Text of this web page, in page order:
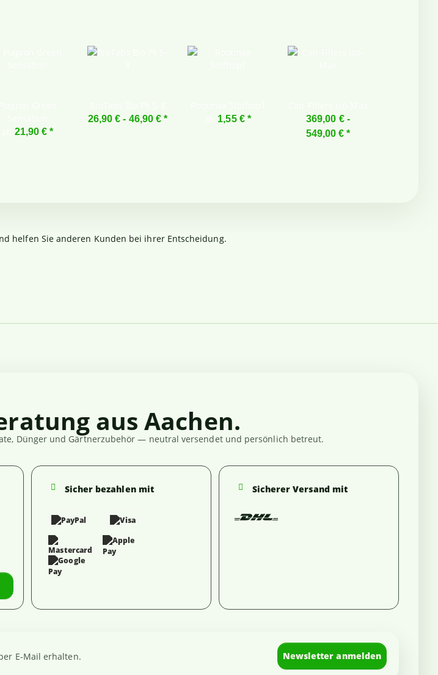
21,90 €*
26,90 € - 46,90 €* 1,55 € *
369,00 € -
549,00 €*
helfen Sie anderen Kunden bei ihrer Entscheidung.
aus Aachen.
Dünger und Gärtnerzubehör — neutral versendet und persönlich betreut.
Sicher bezahlen mit Sicherer Versand mit
E-Mail erhalten. Newsletter anmelden